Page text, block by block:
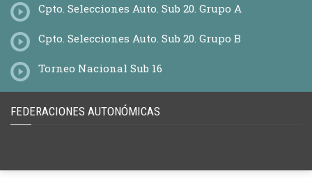
Cpto. Selecciones Auto. Sub 20. Grupo A
Cpto. Selecciones Auto. Sub 20. Grupo B
Torneo Nacional Sub 16
FEDERACIONES AUTONÓMICAS